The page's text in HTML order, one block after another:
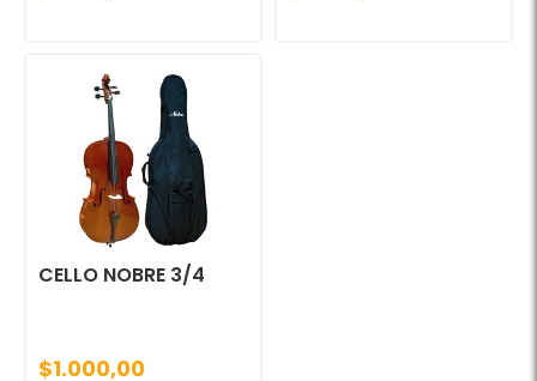
CELLO NOBRE 3/4
$1.000,00